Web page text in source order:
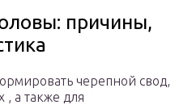
причины,
черепной свод,
, а также для